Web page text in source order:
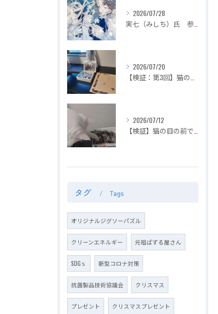
2026/07/28
2026/07/20
2026/07/12
タグ Tags
オリジナルジグソーパズル
クリーンエネルギー 元祖ぱずる屋さん
SDGｓ 新型コロナ対策
抗菌製品技術協議会 クリスマス
プレゼント クリスマスプレゼント